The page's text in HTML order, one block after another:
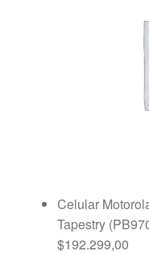
Celular
Tapestry
$192.299,00